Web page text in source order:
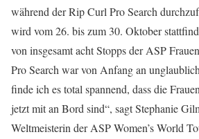
während der Rip Curl Pro Search
wird vom 26. bis zum 30. Oktober
von insgesamt acht Stopps der ASP
Pro Search war von Anfang an
finde ich es total spannend, dass die
jetzt mit an Bord sind“, sagt Stephanie
Weltmeisterin der ASP Women’s World